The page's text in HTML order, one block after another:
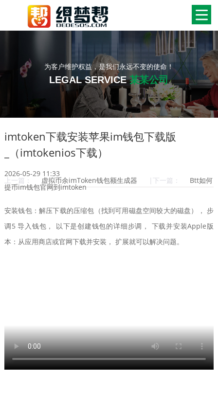
为客户维护权益，是我们永远不变的使命！
LEGAL SERVICE某某公司
imtoken下载安装苹果im钱包下载版
_（imtokenios下载）
2026-05-29 11:33
上一篇： 虚拟币余imToken钱包额生成器 |下一篇： Btt如何
提币im钱包官网到imtoken
安装钱包：解压下载的压缩包（找到可用磁盘空间较大的磁盘）， 步
调5 导入钱包， 以下是创建钱包的详细步调， 下载并安装Apple版
本：从应用商店或官网下载并安装， 扩展就可以解决问题。